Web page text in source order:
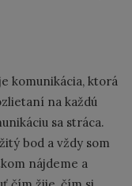
komunikácia, ktorá
na každú
sa stráca.
bod a vždy som
nájdeme a